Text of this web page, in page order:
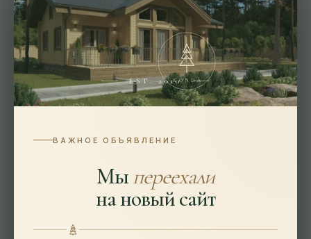
KONDA
EST. 2010
ВАЖНОЕ ОБЪЯВЛЕНИЕ
Мыпереехали
на новый сайт
Цена млн
Этажность